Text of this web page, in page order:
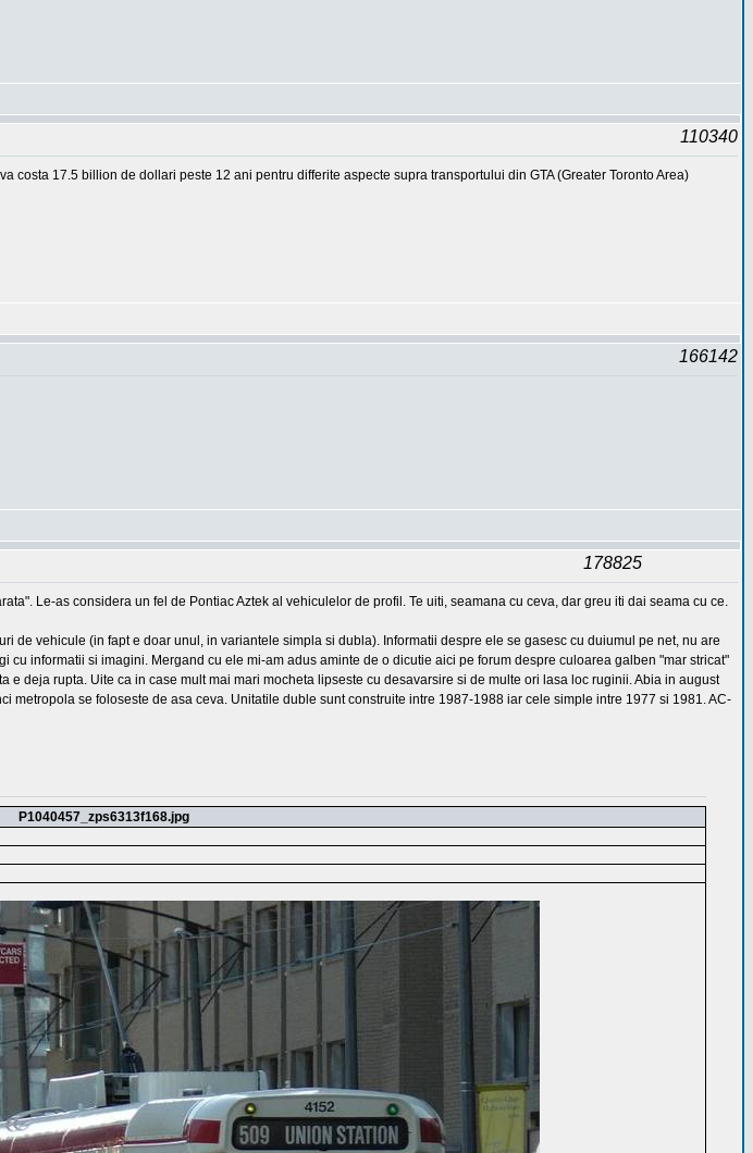
110340
costa 17.5 billion de dollari peste 12 ani pentru differite aspecte supra transportului din GTA (Greater Toronto Area)
166142
178825
Le-as considera un fel de Pontiac Aztek al vehiculelor de profil. Te uiti, seamana cu ceva, dar greu iti dai seama cu ce.
de vehicule (in fapt e doar unul, in variantele simpla si dubla). Informatii despre ele se gasesc cu duiumul pe net, nu are
cu informatii si imagini. Mergand cu ele mi-am adus aminte de o dicutie aici pe forum despre culoarea galben "mar stricat"
deja rupta. Uite ca in case mult mai mari mocheta lipseste cu desavarsire si de multe ori lasa loc ruginii. Abia in august
metropola se foloseste de asa ceva. Unitatile duble sunt construite intre 1987-1988 iar cele simple intre 1977 si 1981. AC-
P1040457_zps6313f168.jpg